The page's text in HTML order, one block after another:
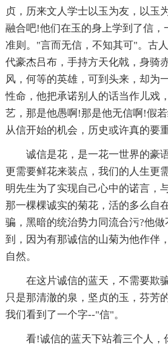
贞，历来文人学士以玉为友，以玉
融合吧!他们在玉的身上学到了信，
准则。"言而无信，不知其可"。古
代豪杰吕布，手持方天化戟，身骑
风，何等的英雄，可到头来，却为
性命，他把承诺别人的话当作儿戏
艺，那是他愚啊!那是他无信啊!假
从信开始的机会，历史或许真的要重
诚信是花，是一花一世界的豪
更需要鲜花来装点，我们的人生更
明先生为了实现自己心中的诺言，
那一棵棵诚实的菊花，活的多么自
骗，黑暗的统治势力同流合污?他
到，因为有那诚信的山菊为他作伴
自然。
在这片诚信的蓝天，不需要欺
只是那清澈的泉，坚贞的玉，芬芳
我们看到了一个字--"信"。
看!诚信的蓝天下站着三个人，